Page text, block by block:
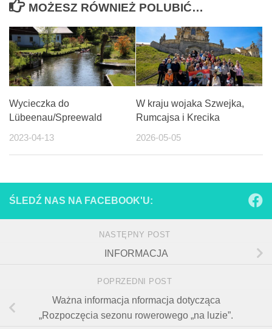
MOŻESZ RÓWNIEŻ POLUBIĆ…
Wycieczka do
Lübeenau/Spreewald
2023-04-13
W kraju wojaka Szwejka,
Rumcajsa i Krecika
2026-05-05
ŚLEDŹ NAS NA FACEBOOK'U:
NASTĘPNY POST
INFORMACJA
POPRZEDNI POST
Ważna informacja nformacja dotycząca
„Rozpoczęcia sezonu rowerowego „na luzie”.